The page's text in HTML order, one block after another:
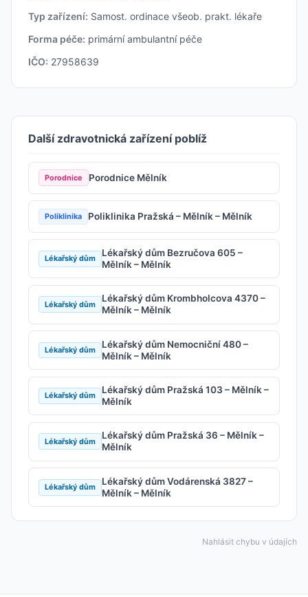
Typ zařízení: Samost. ordinace všeob. prakt. lékaře
Forma péče: primární ambulantní péče
IČO: 27958639
Další zdravotnická zařízení poblíž
Porodnice Porodnice Mělník
Poliklinika Poliklinika Pražská – Mělník – Mělník
Lékařský dům
Lékařský dům Bezručova 605 –
Mělník – Mělník
Lékařský dům
Lékařský dům Krombholcova 4370 –
Mělník – Mělník
Lékařský dům
Lékařský dům Nemocniční 480 –
Mělník – Mělník
Lékařský dům
Lékařský dům Pražská 103 – Mělník –
Mělník
Lékařský dům
Lékařský dům Pražská 36 – Mělník –
Mělník
Lékařský dům
Lékařský dům Vodárenská 3827 –
Mělník – Mělník
Nahlásit chybu v údajích